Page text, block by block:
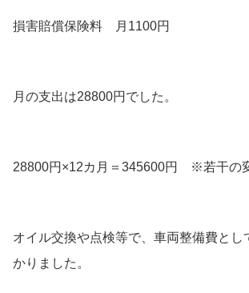
損害賠償保険料 月1100円
月の支出は28800円でした。
28800円×12カ月＝345600円 ※若干の
オイル交換や点検等で、車両整備費とし
かりました。